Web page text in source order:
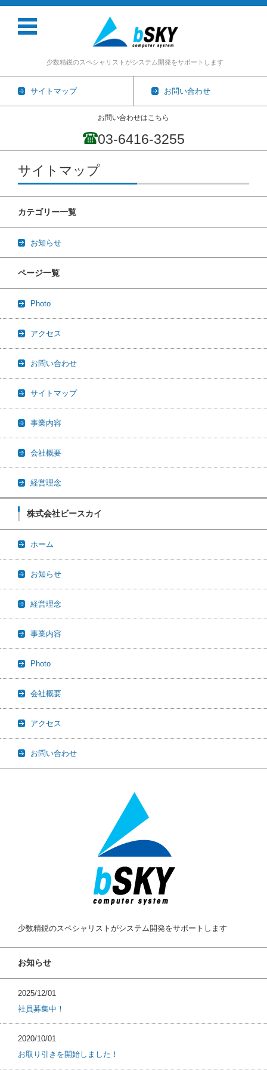
少数精鋭のスペシャリストがシステム開発をサポートします
サイトマップ お問い合わせ
お問い合わせはこちら
03-6416-3255
コンテンツに移動
サイトマップ
カテゴリー一覧
お知らせ
ページ一覧
Photo
アクセス
お問い合わせ
サイトマップ
事業内容
会社概要
経営理念
株式会社ビースカイ
ホーム
お知らせ
経営理念
事業内容
Photo
会社概要
アクセス
お問い合わせ
少数精鋭のスペシャリストがシステム開発をサポートします
お知らせ
2025/12/01
社員募集中！
2020/10/01
お取り引きを開始しました！